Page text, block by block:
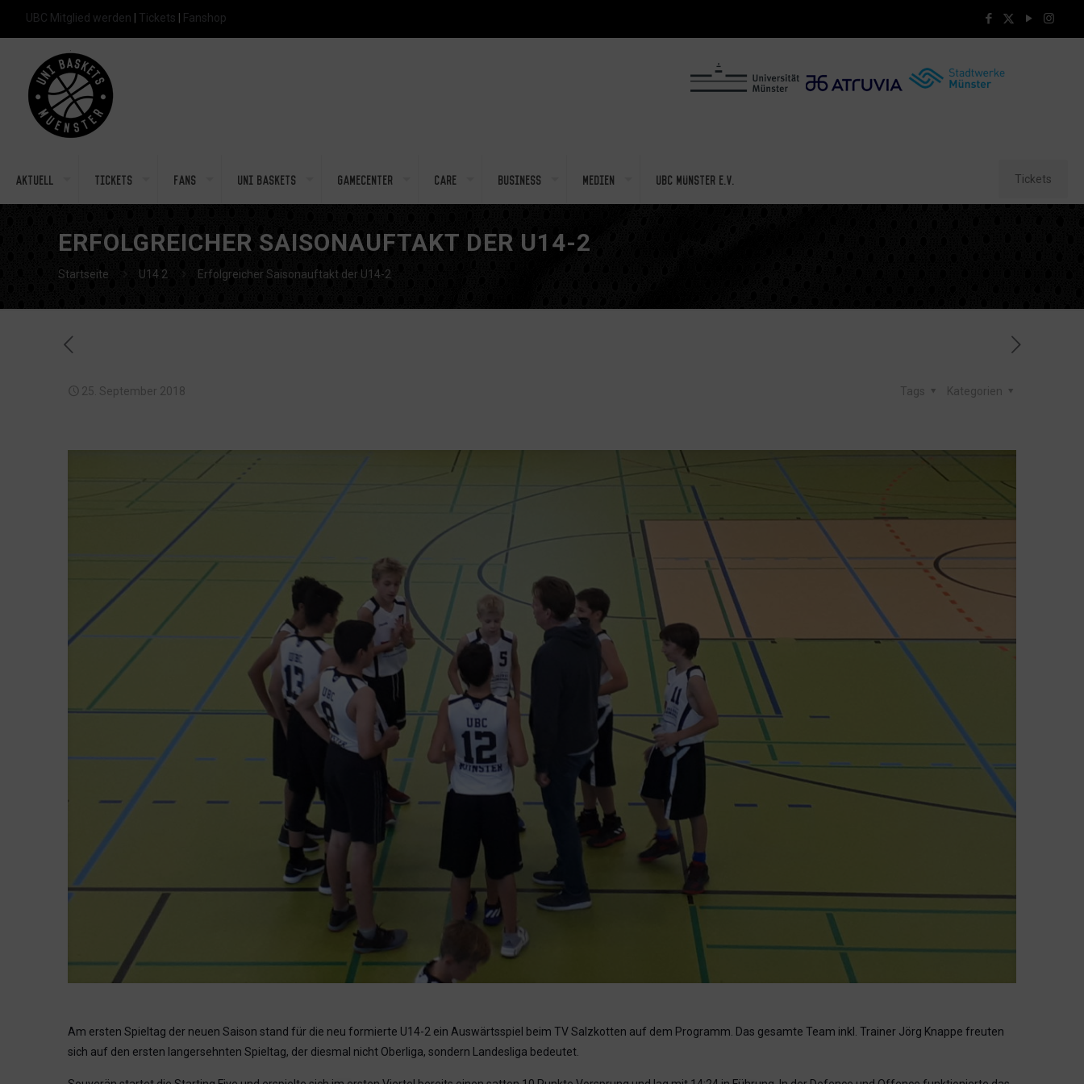
UBC Mitglied werden Tickets Fanshop
Aktuell Tickets Fans Uni Baskets Gamecenter Care Business Medien UBC Münster e.V. Tickets
ERFOLGREICHER SAISONAUFTAKT DER U14-2
Startseite U14 2 Erfolgreicher Saisonauftakt der U14-2
25. September 2018 Kategorien
Tags
Am ersten Spieltag der neuen Saison stand für die neu formierte U14-2 ein Auswärtsspiel beim TV Salzkotten auf dem Programm. Das gesamte Team inkl. Trainer Jörg Knappe freuten
sich auf den ersten langersehnten Spieltag, der diesmal nicht Oberliga, sondern Landesliga bedeutet.